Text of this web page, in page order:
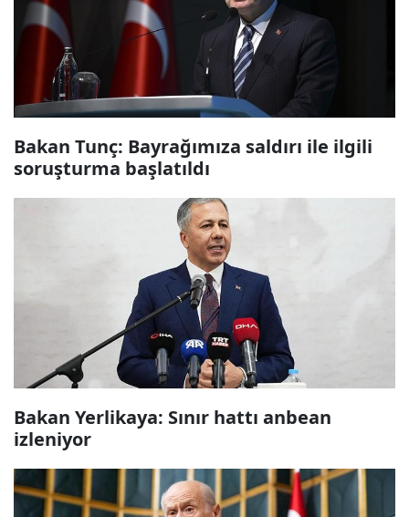
Bakan Tunç: Bayrağımıza saldırı ile ilgili
soruşturma başlatıldı
Bakan Yerlikaya: Sınır hattı anbean
izleniyor